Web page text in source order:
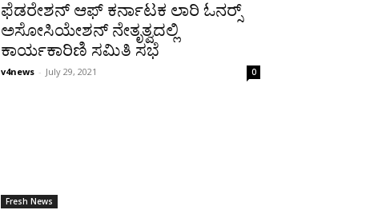
ಫೆಡರೇಶನ್ ಆಫ್ ಕರ್ನಾಟಕ ಲಾರಿ ಓನರ್‍ಸ್
ಅಸೋಸಿಯೇಶನ್ ನೇತೃತ್ವದಲ್ಲಿ
ಕಾರ್ಯಕಾರಿಣಿ ಸಮಿತಿ ಸಭೆ
v4news - July 29, 2021 0
Fresh News